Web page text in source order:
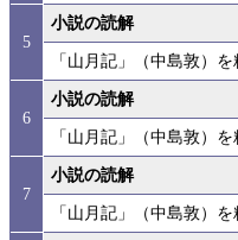
5
小説の読解
「山月記」（中島敦）
6
小説の読解
「山月記」（中島敦）
7
小説の読解
「山月記」（中島敦）